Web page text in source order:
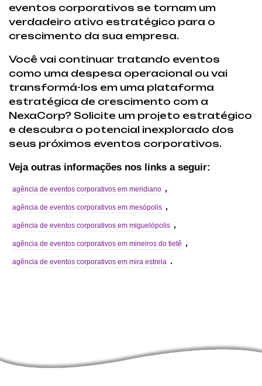
eventos corporativos se tornam um
verdadeiro ativo estratégico para o
crescimento da sua empresa.
Você vai continuar tratando eventos
como uma despesa operacional ou vai
transformá-los em uma plataforma
estratégica de crescimento com a
NexaCorp? Solicite um projeto estratégico
e descubra o potencial inexplorado dos
seus próximos eventos corporativos.
Veja outras informações nos links a seguir:
agência de eventos corporativos em meridiano ,
agência de eventos corporativos em mesópolis ,
agência de eventos corporativos em miguelópolis ,
agência de eventos corporativos em mineiros do tietê ,
agência de eventos corporativos em mira estrela .